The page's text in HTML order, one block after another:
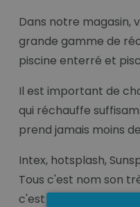
Dans notre magasin,
grande gamme de
piscine enterré et
Il est important de
qui réchauffe
prend jamais moins
Intex, hotsplash,
Tous c'est nom son
c'est pour cette